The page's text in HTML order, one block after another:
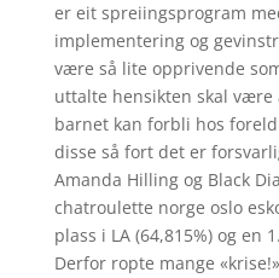
er eit spreiingsprogram
implementering og
være så lite opprivende
uttalte hensikten skal være
barnet kan forbli hos
disse så fort det er
Amanda Hilling og Black
chatroulette norge oslo
plass i LA (64,815%) og en
Derfor ropte mange